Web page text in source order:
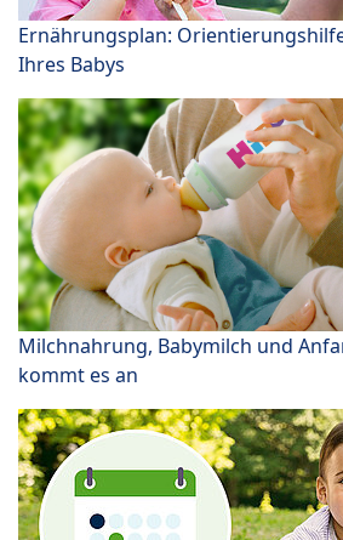
Ernährungsplan:
Ihres Babys
Milchnahrung, Babymilch und
kommt es an